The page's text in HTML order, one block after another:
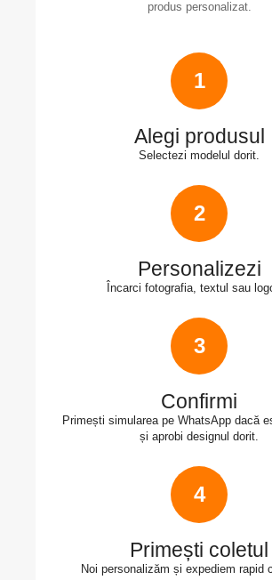
produs personalizat.
1
Alegi produsul
Selectezi modelul dorit.
2
Personalizezi
Încarci fotografia, textul sau
3
Confirmi
Primești simularea pe WhatsApp dacă
și aprobi designul dorit.
4
Primești coletul
Noi personalizăm și expediem rapid